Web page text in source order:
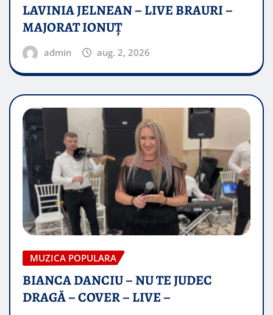
LAVINIA JELNEAN – LIVE BRAURI –
MAJORAT IONUŢ
admin aug. 2, 2026
MUZICA POPULARA
BIANCA DANCIU – NU TE JUDEC
DRAGĂ – COVER – LIVE –